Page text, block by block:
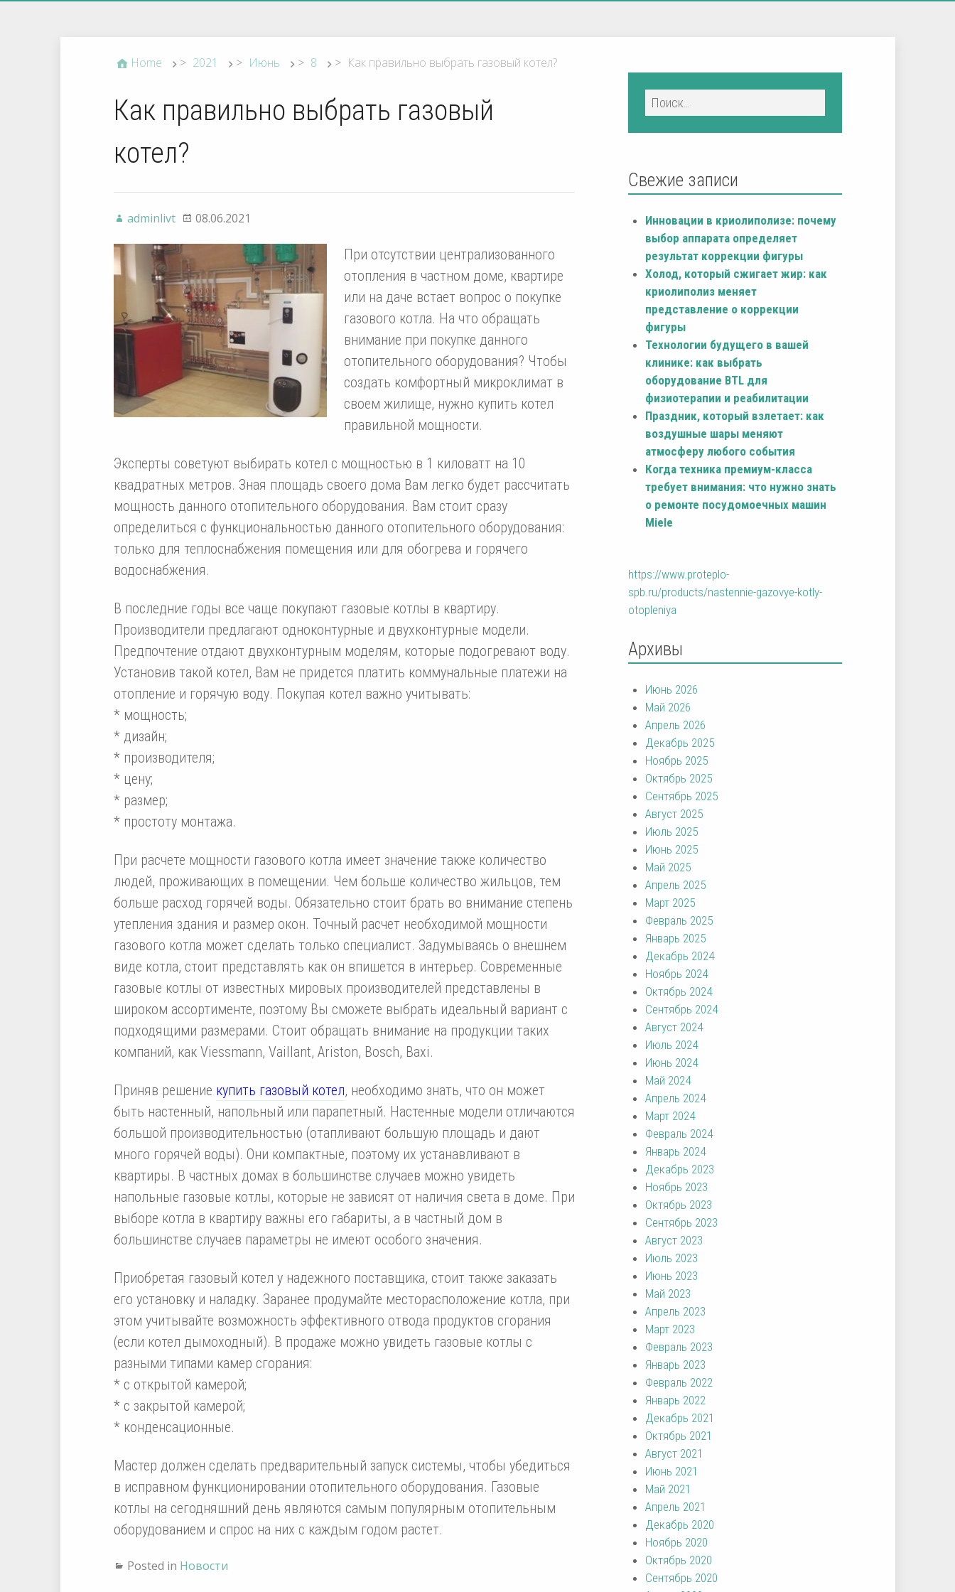
Home > 2021 > Июнь > 8 > Как правильно выбрать газовый котел?
Как правильно выбрать газовый
котел?
adminlivt 08.06.2021
При отсутствии централизованного
отопления в частном доме, квартире
или на даче встает вопрос о покупке
газового котла. На что обращать
внимание при покупке данного
отопительного оборудования? Чтобы
создать комфортный микроклимат в
своем жилище, нужно купить котел
правильной мощности.
Эксперты советуют выбирать котел с мощностью в 1 киловатт на 10
квадратных метров. Зная площадь своего дома Вам легко будет рассчитать
мощность данного отопительного оборудования. Вам стоит сразу
определиться с функциональностью данного отопительного оборудования:
только для теплоснабжения помещения или для обогрева и горячего
водоснабжения.
В последние годы все чаще покупают газовые котлы в квартиру.
Производители предлагают одноконтурные и двухконтурные модели.
Предпочтение отдают двухконтурным моделям, которые подогревают воду.
Установив такой котел, Вам не придется платить коммунальные платежи на
отопление и горячую воду. Покупая котел важно учитывать:
* мощность;
* дизайн;
* производителя;
* цену;
* размер;
* простоту монтажа.
При расчете мощности газового котла имеет значение также количество
людей, проживающих в помещении. Чем больше количество жильцов, тем
больше расход горячей воды. Обязательно стоит брать во внимание степень
утепления здания и размер окон. Точный расчет необходимой мощности
газового котла может сделать только специалист. Задумываясь о внешнем
виде котла, стоит представлять как он впишется в интерьер. Современные
газовые котлы от известных мировых производителей представлены в
широком ассортименте, поэтому Вы сможете выбрать идеальный вариант с
подходящими размерами. Стоит обращать внимание на продукции таких
компаний, как Viessmann, Vaillant, Ariston, Bosch, Baxi.
Приняв решение купить газовый котел, необходимо знать, что он может
быть настенный, напольный или парапетный. Настенные модели отличаются
большой производительностью (отапливают большую площадь и дают
много горячей воды). Они компактные, поэтому их устанавливают в
квартиры. В частных домах в большинстве случаев можно увидеть
напольные газовые котлы, которые не зависят от наличия света в доме. При
выборе котла в квартиру важны его габариты, а в частный дом в
большинстве случаев параметры не имеют особого значения.
Приобретая газовый котел у надежного поставщика, стоит также заказать
его установку и наладку. Заранее продумайте месторасположение котла, при
этом учитывайте возможность эффективного отвода продуктов сгорания
(если котел дымоходный). В продаже можно увидеть газовые котлы с
разными типами камер сгорания:
* с открытой камерой;
* с закрытой камерой;
* конденсационные.
Мастер должен сделать предварительный запуск системы, чтобы убедиться
в исправном функционировании отопительного оборудования. Газовые
котлы на сегодняшний день являются самым популярным отопительным
оборудованием и спрос на них с каждым годом растет.
Posted in Новости
Свежие записи
Инновации в криолиполизе: почему
выбор аппарата определяет
результат коррекции фигуры
Холод, который сжигает жир: как
криолиполиз меняет
представление о коррекции
фигуры
Технологии будущего в вашей
клинике: как выбрать
оборудование BTL для
физиотерапии и реабилитации
Праздник, который взлетает: как
воздушные шары меняют
атмосферу любого события
Когда техника премиум-класса
требует внимания: что нужно знать
о ремонте посудомоечных машин
Miele
https://www.proteplo-
spb.ru/products/nastennie-gazovye-kotly-
otopleniya
Архивы
Июнь 2026
Май 2026
Апрель 2026
Декабрь 2025
Ноябрь 2025
Октябрь 2025
Сентябрь 2025
Август 2025
Июль 2025
Июнь 2025
Май 2025
Апрель 2025
Март 2025
Февраль 2025
Январь 2025
Декабрь 2024
Ноябрь 2024
Октябрь 2024
Сентябрь 2024
Август 2024
Июль 2024
Июнь 2024
Май 2024
Апрель 2024
Март 2024
Февраль 2024
Январь 2024
Декабрь 2023
Ноябрь 2023
Октябрь 2023
Сентябрь 2023
Август 2023
Июль 2023
Июнь 2023
Май 2023
Апрель 2023
Март 2023
Февраль 2023
Январь 2023
Февраль 2022
Январь 2022
Декабрь 2021
Октябрь 2021
Август 2021
Июнь 2021
Май 2021
Апрель 2021
Декабрь 2020
Ноябрь 2020
Октябрь 2020
Сентябрь 2020